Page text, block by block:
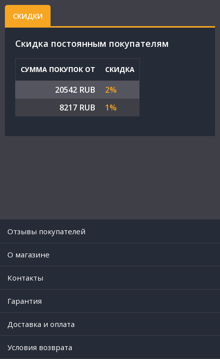
СКИДКИ
Cкидка постоянным покупателям
СУММА ПОКУПОК ОТ СКИДКА
20542 RUB
2%
8217 RUB
1%
Отзывы покупателей
O магазине
Контакты
Гарантия
Доставка и оплата
Условия возврата